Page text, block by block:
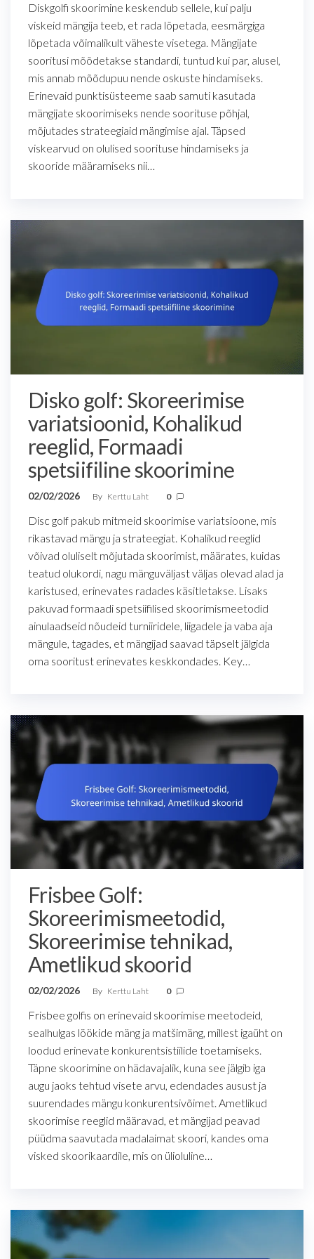
Diskgolfi skoorimine keskendub sellele, kui palju
viskeid mängija teeb, et rada lõpetada, eesmärgiga
lõpetada võimalikult väheste visetega. Mängijate
sooritusi mõõdetakse standardi, tuntud kui par, alusel,
mis annab mõõdupuu nende oskuste hindamiseks.
Erinevaid punktisüsteeme saab samuti kasutada
mängijate skoorimiseks nende soorituse põhjal,
mõjutades strateegiaid mängimise ajal. Täpsed
viskearvud on olulised soorituse hindamiseks ja
skooride määramiseks nii…
Disko golf: Skoreerimise
variatsioonid, Kohalikud
reeglid, Formaadi
spetsiifiline skoorimine
02/02/2026 By Kerttu Laht 0
Disc golf pakub mitmeid skoorimise variatsioone, mis
rikastavad mängu ja strateegiat. Kohalikud reeglid
võivad oluliselt mõjutada skoorimist, määrates, kuidas
teatud olukordi, nagu mänguväljast väljas olevad alad ja
karistused, erinevates radades käsitletakse. Lisaks
pakuvad formaadi spetsiifilised skoorimismeetodid
ainulaadseid nõudeid turniiridele, liigadele ja vaba aja
mängule, tagades, et mängijad saavad täpselt jälgida
oma sooritust erinevates keskkondades. Key…
Frisbee Golf:
Skoreerimismeetodid,
Skoreerimise tehnikad,
Ametlikud skoorid
02/02/2026 By Kerttu Laht 0
Frisbee golfis on erinevaid skoorimise meetodeid,
sealhulgas löökide mäng ja matšimäng, millest igaüht on
loodud erinevate konkurentsistiilide toetamiseks.
Täpne skoorimine on hädavajalik, kuna see jälgib iga
augu jaoks tehtud visete arvu, edendades ausust ja
suurendades mängu konkurentsivõimet. Ametlikud
skoorimise reeglid määravad, et mängijad peavad
püüdma saavutada madalaimat skoori, kandes oma
visked skoorikaardile, mis on ülioluline…